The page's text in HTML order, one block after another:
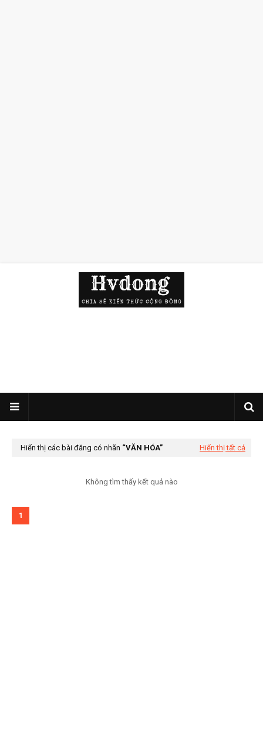
Hiển thị các bài đăng có nhãn VĂN HÓA Hiển thị tất cả
Không tìm thấy kết quả nào
1